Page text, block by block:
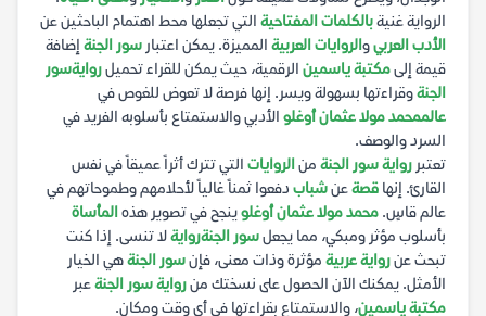
الرواية غنيةبالكلمات المفتاحية التي تجعلها محط اهتمام الباحثين عن
الأدب العربيوالروايات العربية المميزة. يمكن اعتبار سور الجنة إضافة
قيمة إلىمكتبة ياسمين الرقمية، حيث يمكن للقراء تحميلروايةسور
الجنةوقراءتها بسهولة ويسر. إنها فرصة لا تعوض للغوص في
عالممحمد مولا عثمان أوغلو الأدبي والاستمتاع بأسلوبه الفريد في
السرد والوصف.
تعتبر رواية سور الجنة منالروايات التي تترك أثراً عميقاً في نفس
القارئ. إنها قصةعنشباب دفعوا ثمناً غالياً لأحلامهم وطموحاتهم في
عالم قاسٍ. محمد مولا عثمان أوغلوينجح في تصوير هذهالمأساة
بأسلوب مؤثر ومبكي، مما يجعلسور الجنةروايةلا تنسى. إذا كنت
تبحث عنرواية عربية مؤثرة وذات معنى، فإنسور الجنةهي الخيار
الأمثل. يمكنك الآن الحصول على نسختك منرواية سور الجنةعبر
مكتبة ياسمين، والاستمتاع بقراءتها في أي وقت ومكان.